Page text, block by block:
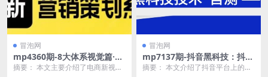
冒泡网
mp4360期-8大体系视觉篇·视
觉做新，​电商新视觉营销策划
摘要： 本文主要介绍了电商新视觉
冒泡网
mp7137期-抖音黑科技：抖音
作品不展示在主页中
摘要： 本文介绍了抖音平台上的一